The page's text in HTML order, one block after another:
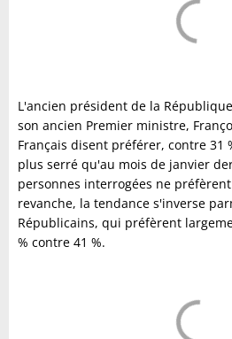
L'ancien président de la
son ancien Premier ministre,
Français disent préférer, contre 31
plus serré qu'au mois de janvier
personnes interrogées ne
revanche, la tendance s'inverse
Républicains, qui préfèrent
% contre 41 %.